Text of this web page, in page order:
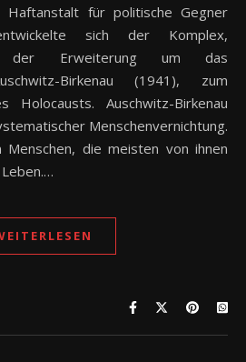
Haftanstalt für politische Gegner
sich der Komplex,
der Erweiterung um das
Birkenau (1941), zum
Holocausts. Auschwitz-Birkenau
Menschenvernichtung.
Menschen, die meisten von ihnen